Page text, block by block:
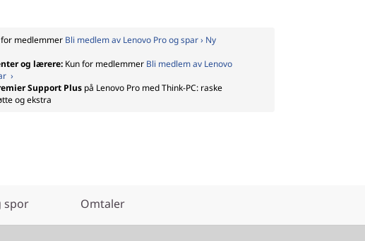
for medlemmer Bli medlem av Lenovo Pro og spar › Ny
og lærere: Kun for medlemmer Bli medlem av Lenovo
›
Support Plus på Lenovo Pro med Think-PC: raske
og ekstra
spor Omtaler